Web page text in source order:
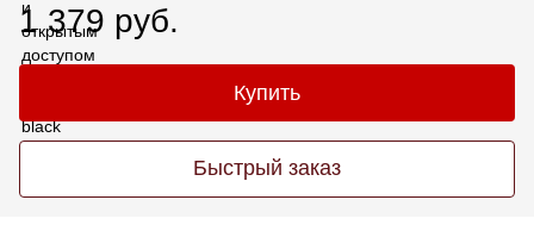
1 379 руб.
Купить
Быстрый заказ